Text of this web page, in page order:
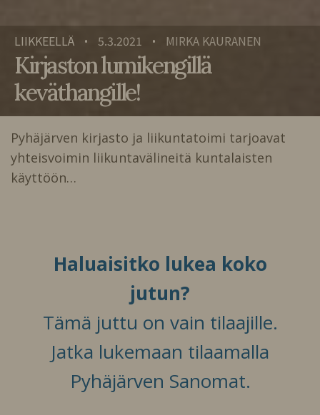
LIIKKEELLÄ • 5.3.2021 • MIRKA KAURANEN
Kirjaston lumikengillä
keväthangille!
Pyhäjärven kirjasto ja liikuntatoimi tarjoavat
yhteisvoimin liikuntavälineitä kuntalaisten
käyttöön…
Haluaisitko lukea koko
jutun?
Tämä juttu on vain tilaajille.
Jatka lukemaan tilaamalla
Pyhäjärven Sanomat.